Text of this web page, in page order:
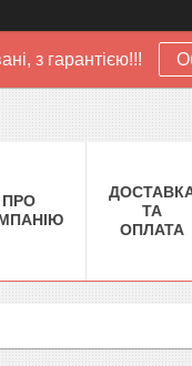
з гарантією!!!
ПРО
ТА
ОПЛАТА